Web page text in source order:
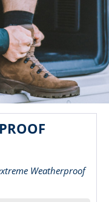
Weatherproof